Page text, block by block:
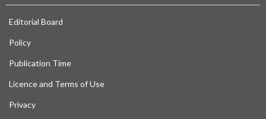
Editorial Board
Policy
Publication Time
Licence and Terms of Use
Privacy